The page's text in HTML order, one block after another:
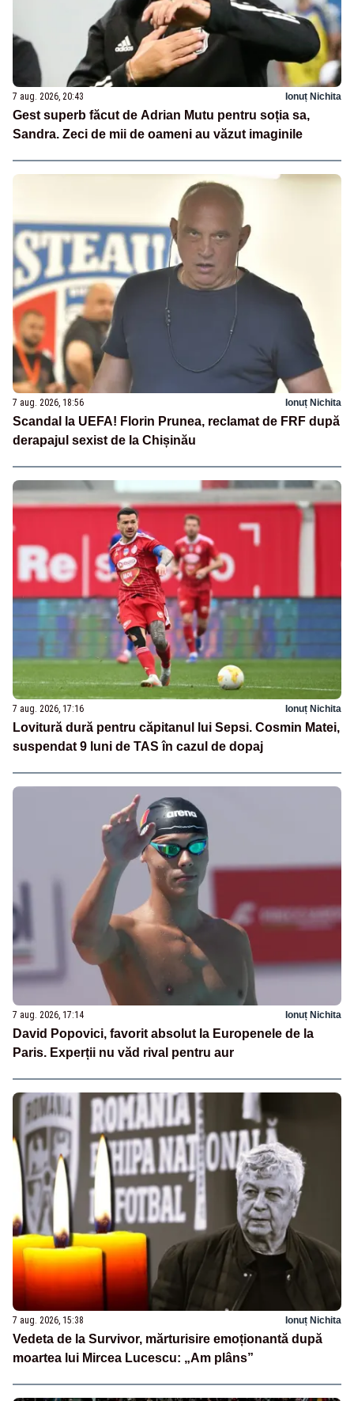
7 aug. 2026, 20:43 Ionuț Nichita
Gest superb făcut de Adrian Mutu pentru soția sa,
Sandra. Zeci de mii de oameni au văzut imaginile
7 aug. 2026, 18:56 Ionuț Nichita
Scandal la UEFA! Florin Prunea, reclamat de FRF după
derapajul sexist de la Chișinău
7 aug. 2026, 17:16 Ionuț Nichita
Lovitură dură pentru căpitanul lui Sepsi. Cosmin Matei,
suspendat 9 luni de TAS în cazul de dopaj
7 aug. 2026, 17:14 Ionuț Nichita
David Popovici, favorit absolut la Europenele de la
Paris. Experții nu văd rival pentru aur
7 aug. 2026, 15:38 Ionuț Nichita
Vedeta de la Survivor, mărturisire emoționantă după
moartea lui Mircea Lucescu: „Am plâns”